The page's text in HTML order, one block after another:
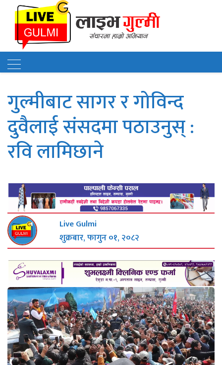
ल्मी–राष्ट्रिय स्वतन्त्र पार्टी�" />
गुल्मीबाट सागर र गोविन्द
दुवैलाई संसदमा पठाउनुस् :
रवि लामिछाने
Live Gulmi
शुक्रबार, फागुन ०१, २०८२